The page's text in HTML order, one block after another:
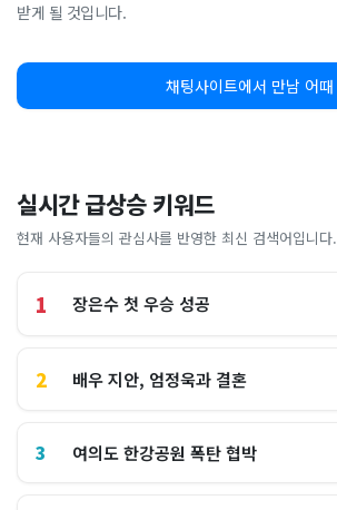
받게 될 것입니다.
채팅사이트에서 만남 어때
실시간 급상승 키워드
현재 사용자들의 관심사를 반영한 최신 검색어입니다.
1 장은수 첫 우승 성공
2 배우 지안, 엄정욱과 결혼
3 여의도 한강공원 폭탄 협박